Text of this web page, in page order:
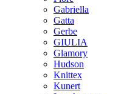
Gabriella
Gatta
Gerbe
GIULIA
Glamory
Hudson
Knittex
Kunert